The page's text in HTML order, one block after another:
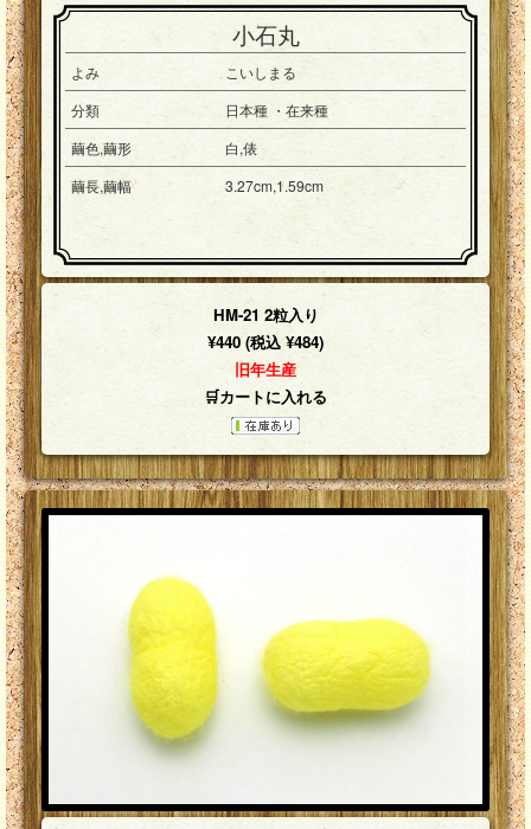
小石丸
よみ
こいしまる
分類
日本種 ・在来種
繭色,繭形
白,俵
繭長,繭幅
3.27cm,1.59cm
HM-21 2粒入り
¥440 (税込 ¥484)
旧年生産
🛒カートに入れる